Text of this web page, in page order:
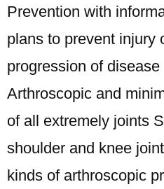
Prevention with
plans to prevent injury
progression of disease
Arthroscopic and
of all extremely joints
shoulder and knee
kinds of arthroscopic